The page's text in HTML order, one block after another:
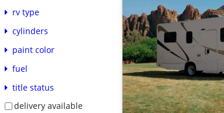
rv type
cylinders
paint color
fuel
title status
delivery available